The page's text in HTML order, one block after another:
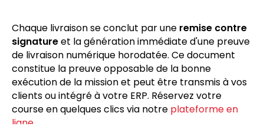
et traçabilité complète
Chaque livraison se conclut par une remise contre
signatureet la génération immédiate d'une preuve
de livraison numérique horodatée. Ce document
constitue la preuve opposable de la bonne